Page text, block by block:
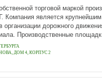
торговой маркой
является крупнейшим
организации дорожного
Производственные
ДОМ 4, КОРПУС 2